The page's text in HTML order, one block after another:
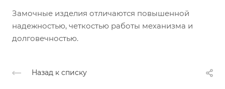
Замочные изделия отличаются повышенной
надежностью, четкостью работы механизма и
долговечностью.
Назад к списку